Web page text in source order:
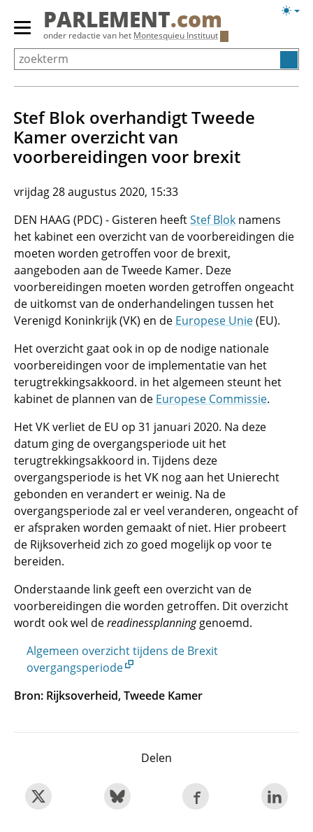
Overslaan
Primair
menu
tonen/verbergen
PARLEMENT.com
onder redactie van het Montesquieu Instituut
Stef Blok overhandigt Tweede
Kamer overzicht van
voorbereidingen voor brexit
vrijdag 28 augustus 2020, 15:33
DEN HAAG (PDC) - Gisteren heeftStef Blok namens
het kabinet een overzicht van de voorbereidingen die
moeten worden getroffen voor de brexit,
aangeboden aan de Tweede Kamer. Deze
voorbereidingen moeten worden getroffen ongeacht
de uitkomst van de onderhandelingen tussen het
Verenigd Koninkrijk (VK) en de Europese Unie(EU).
Het overzicht gaat ook in op de nodige nationale
voorbereidingen voor de implementatie van het
terugtrekkingsakkoord. in het algemeen steunt het
kabinet de plannen van de Europese Commissie.
Het VK verliet de EU op 31 januari 2020. Na deze
datum ging de overgangsperiode uit het
terugtrekkingsakkoord in. Tijdens deze
overgangsperiode is het VK nog aan het Unierecht
gebonden en verandert er weinig. Na de
overgangsperiode zal er veel veranderen, ongeacht of
er afspraken worden gemaakt of niet. Hier probeert
de Rijksoverheid zich zo goed mogelijk op voor te
bereiden.
Onderstaande link geeft een overzicht van de
voorbereidingen die worden getroffen. Dit overzicht
wordt ook wel dereadinessplanninggenoemd.
Algemeen overzicht tijdens de Brexit
overgangsperiode
Bron: Rijksoverheid, Tweede Kamer
Delen